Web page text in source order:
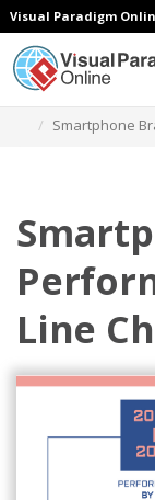
Visual Paradigm
Smartphone
Line